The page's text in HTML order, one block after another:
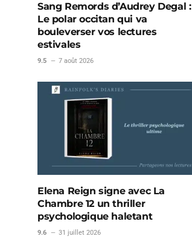
Sang Remords d’Audrey Degal :
Le polar occitan qui va
bouleverser vos lectures
estivales
9.5 7 août 2026
Elena Reign signe avec La
Chambre 12 un thriller
psychologique haletant
9.6 31 juillet 2026